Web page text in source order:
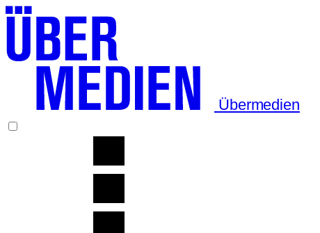
Übermedien